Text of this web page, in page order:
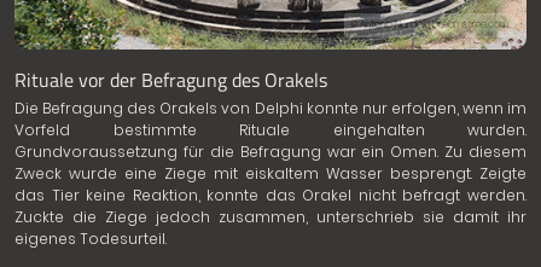
© Antonio Nardelli | Dreamstime.com
Rituale vor der Befragung des Orakels
Die Befragung des Orakels von Delphi konnte nur erfolgen, wenn im
Vorfeld bestimmte Rituale eingehalten wurden.
Grundvoraussetzung für die Befragung war ein Omen. Zu diesem
Zweck wurde eine Ziege mit eiskaltem Wasser besprengt. Zeigte
das Tier keine Reaktion, konnte das Orakel nicht befragt werden.
Zuckte die Ziege jedoch zusammen, unterschrieb sie damit ihr
eigenes Todesurteil.